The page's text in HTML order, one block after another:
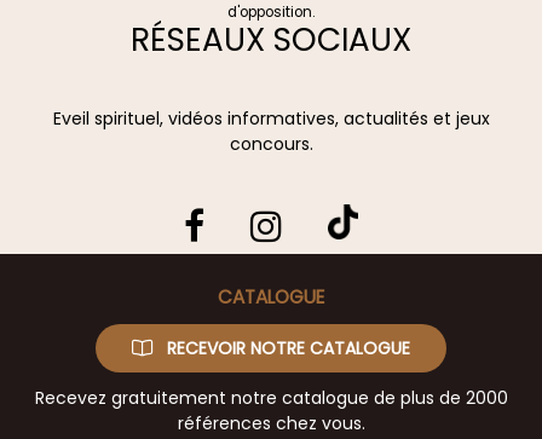
d'opposition.
RÉSEAUX SOCIAUX
Eveil spirituel, vidéos informatives, actualités et jeux
concours.
CATALOGUE
RECEVOIR NOTRE CATALOGUE
Recevez gratuitement notre catalogue de plus de 2000
références chez vous.